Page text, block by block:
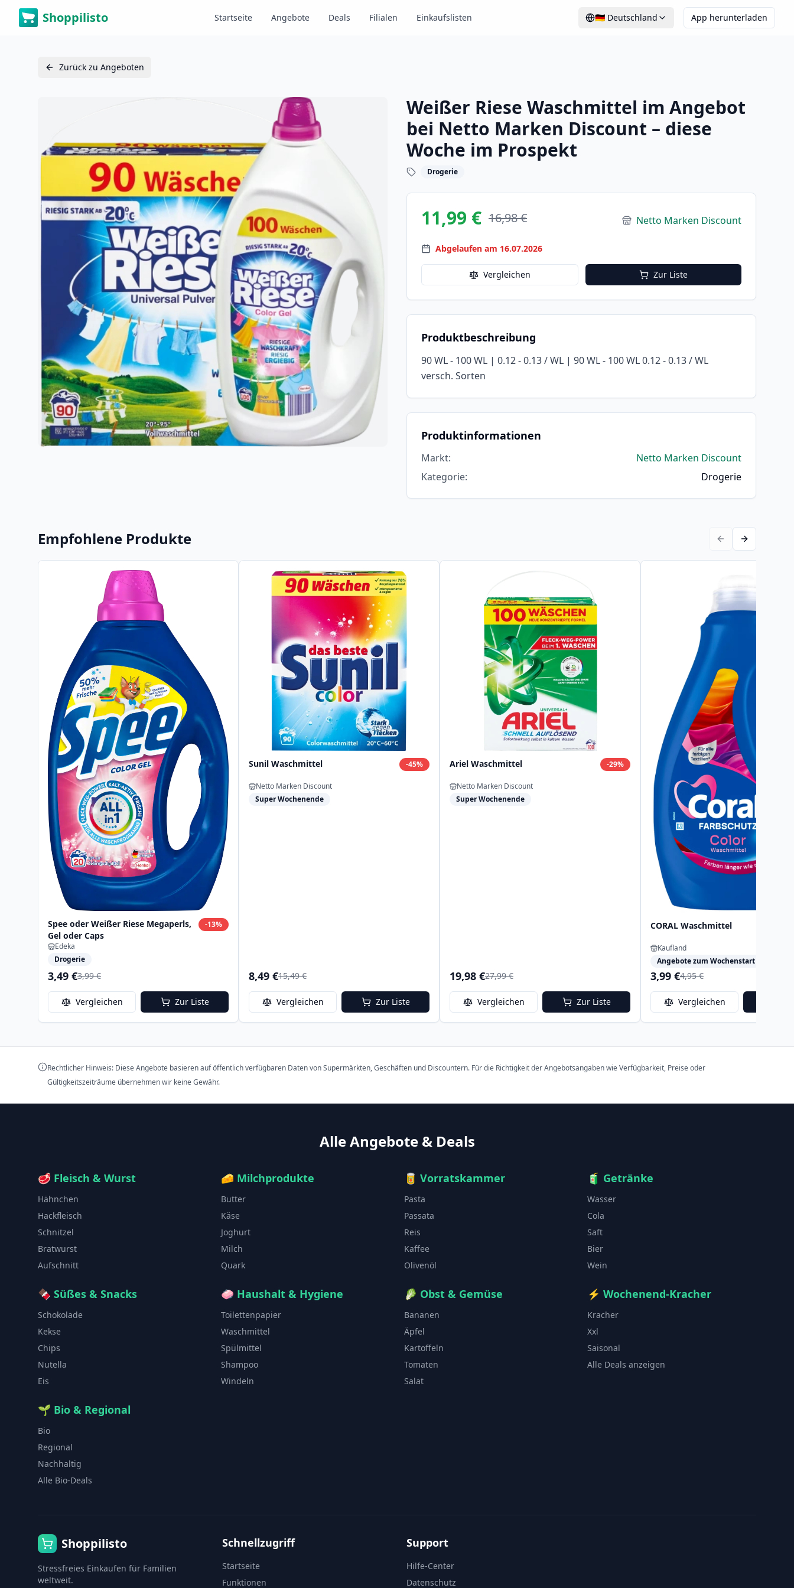
Shoppilisto Startseite Angebote Deals Filialen Einkaufslisten 🇩🇪 Deutschland App herunterladen
Zurück zu Angeboten
Weißer Riese Waschmittel im Angebot
bei Netto Marken Discount – diese
Woche im Prospekt
Drogerie
11,99 € 16,98 € Netto Marken Discount
Abgelaufen am 16.07.2026
Vergleichen Zur Liste
Produktbeschreibung
90 WL - 100 WL | 0.12 - 0.13 / WL | 90 WL - 100 WL 0.12 - 0.13 / WL
versch. Sorten
Produktinformationen
Markt:
Netto Marken Discount
Kategorie: Drogerie
Empfohlene Produkte
Spee oder Weißer Riese Megaperls,
Gel oder Caps
-13%
Edeka
Drogerie
3,49 €3,99 €
Vergleichen Zur Liste
Sunil Waschmittel -45%
Netto Marken Discount
Super Wochenende
8,49 €15,49 €
Vergleichen Zur Liste
Ariel Waschmittel -29%
Netto Marken Discount
Super Wochenende
19,98 €27,99 €
Vergleichen Zur Liste
CORAL Waschmittel
Kaufland
Angebote zum Wochenstart
3,99 €4,95 €
Vergleichen
Rechtlicher Hinweis: Diese Angebote basieren auf öffentlich verfügbaren Daten von Supermärkten, Geschäften und Discountern. Für die Richtigkeit der Angebotsangaben wie Verfügbarkeit, Preise oder
Gültigkeitszeiträume übernehmen wir keine Gewähr.
Alle Angebote & Deals
🥩 Fleisch & Wurst
Hähnchen
Hackfleisch
Schnitzel
Bratwurst
Aufschnitt
🧀 Milchprodukte
Butter
Käse
Joghurt
Milch
Quark
🥫 Vorratskammer
Pasta
Passata
Reis
Kaffee
Olivenöl
🧃 Getränke
Wasser
Cola
Saft
Bier
Wein
🍫 Süßes & Snacks
Schokolade
Kekse
Chips
Nutella
Eis
🧼 Haushalt & Hygiene
Toilettenpapier
Waschmittel
Spülmittel
Shampoo
Windeln
🥬 Obst & Gemüse
Bananen
Äpfel
Kartoffeln
Tomaten
Salat
⚡ Wochenend-Kracher
Kracher
Xxl
Saisonal
Alle Deals anzeigen
🌱 Bio & Regional
Bio
Regional
Nachhaltig
Alle Bio-Deals
Shoppilisto
Stressfreies Einkaufen für Familien
weltweit.
Schnellzugriff
Startseite
Funktionen
Support
Hilfe-Center
Datenschutz